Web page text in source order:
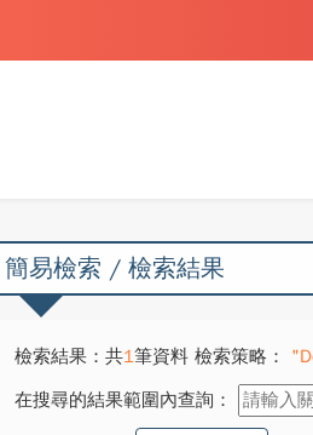
簡易檢索 / 檢索結果
檢索結果：共1筆資料 檢索策略：
在搜尋的結果範圍內查詢：